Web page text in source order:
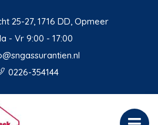
25-27, 1716 DD, Opmeer
- Vr 9:00 - 17:00
0226-354144